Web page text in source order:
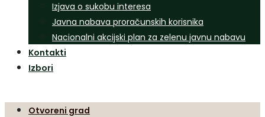
Izjava o sukobu interesa
Javna nabava proračunskih korisnika
Nacionalni akcijski plan za zelenu javnu nabavu
Kontakti
Izbori
Otvoreni grad